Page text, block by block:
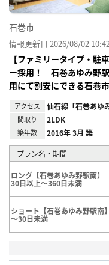
石巻市
情報更新日 2026/08/02
【ファミリータイプ・駐
ー採用！ 石巻あゆみ野
用にて割安にできる石巻
アクセス 仙石線「石巻あゆ
間取り 2LDK
築年数 2016年 3月 築
プラン名・期間
ロング【石巻あゆみ野駅南】
30日以上～360日未満
ショート【石巻あゆみ野駅南】
～30日未満